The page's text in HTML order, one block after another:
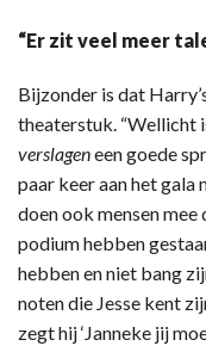
“Er zit veel meer
Bijzonder is dat
theaterstuk. “Wellicht
verslageneen goede
paar keer aan het gala
doen ook mensen
podium hebben
hebben en niet bang
noten die Jesse kent
zegt hij ‘Janneke jij